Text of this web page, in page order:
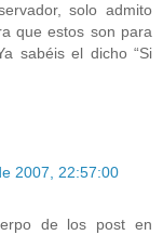
solo admito
que estos son para
sabéis el dicho “Si
2007, 22:57:00
de los post en